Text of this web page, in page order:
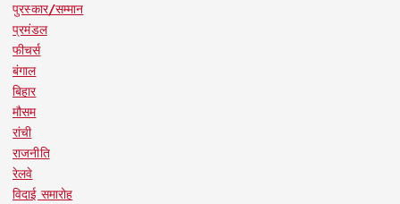
पुरस्कार/सम्मान
प्रमंडल
फीचर्स
बंगाल
बिहार
मौसम
रांची
राजनीति
रेलवे
विदाई समारोह